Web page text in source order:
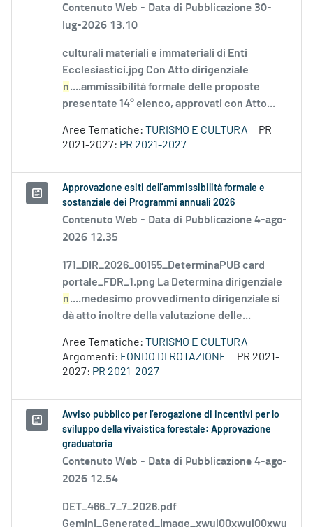
Contenuto Web - Data di Pubblicazione 30-
lug-2026 13.10
culturali materiali e immateriali di Enti
Ecclesiastici.jpg Con Atto dirigenziale
n....ammissibilità formale delle proposte
presentate 14° elenco, approvati con Atto...
Aree Tematiche: TURISMO E CULTURA
PR
2021-2027: PR 2021-2027
Approvazione esiti dell’ammissibilità formale e
sostanziale dei Programmi annuali 2026
Contenuto Web - Data di Pubblicazione 4-ago-
2026 12.35
171_DIR_2026_00155_DeterminaPUB card
portale_FDR_1.png La Determina dirigenziale
n....medesimo provvedimento dirigenziale si
dà atto inoltre della valutazione delle...
Aree Tematiche: TURISMO E CULTURA
Argomenti: FONDO DI ROTAZIONE
PR 2021-
2027: PR 2021-2027
Avviso pubblico per l’erogazione di incentivi per lo
sviluppo della vivaistica forestale: Approvazione
graduatoria
Contenuto Web - Data di Pubblicazione 4-ago-
2026 12.54
DET_466_7_7_2026.pdf
Gemini_Generated_Image_xwul00xwul00xwu